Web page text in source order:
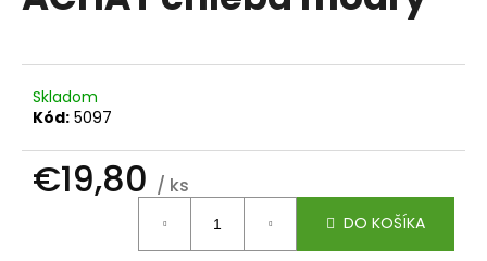
5
hviezdičiek.
Skladom
Kód: 5097
€19,80 / ks
DO KOŠÍKA
j
s
ť
?
HĽADAŤ